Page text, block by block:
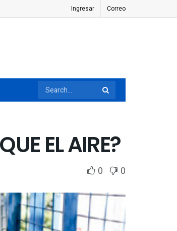
Ingresar Correo
EL AIRE?
0 0